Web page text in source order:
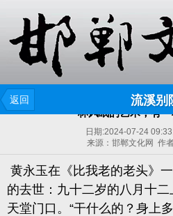
返回 流溪别
林风眠的艺术，有
日期:2024-07-24
来源：邯郸文化网 作
黄永玉在《比我老的老头》
的去世：九十二岁的八月十
天堂门口。“干什么的？身上